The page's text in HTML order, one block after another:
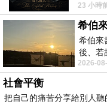
史努比12歲貓兒
8歲11個月又15天
震中倒
23 小時
希伯
希伯來
後、若
有戰懼
2026-
社會平衡
把自己的痛苦分享給別人聽